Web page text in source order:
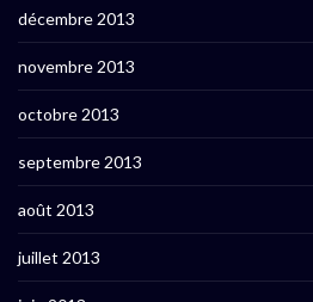
décembre 2013
novembre 2013
octobre 2013
septembre 2013
août 2013
juillet 2013